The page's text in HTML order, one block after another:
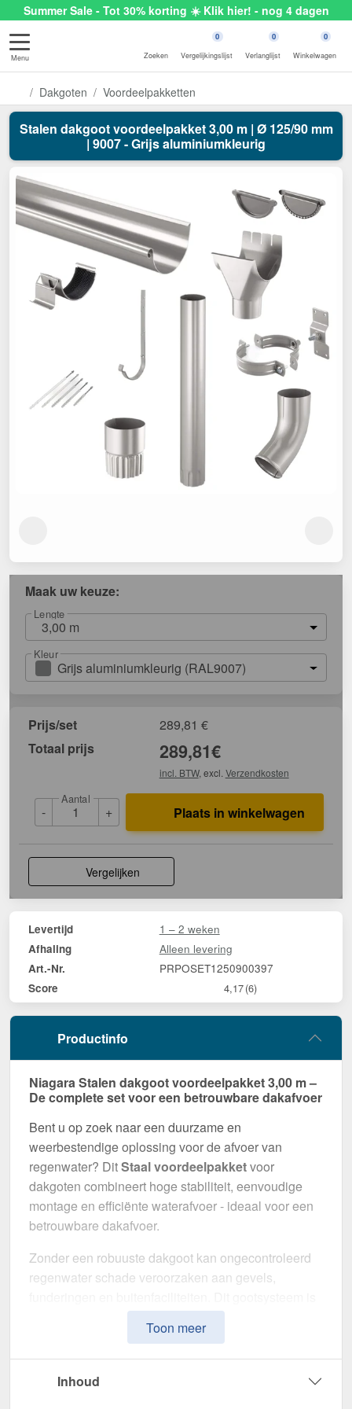
Summer Sale - Tot 30% korting ☀️ Klik hier! - nog 4 dagen
Menu Zoeken
0
Vergelijkingslijst
0
Verlanglijst
0
Winkelwagen
Dakgoten Voordeelpakketten
Stalen dakgoot voordeelpakket 3,00 m | Ø 125/90 mm
| 9007 - Grijs aluminiumkleurig
Maak uw keuze:
Lengte
3,00 m
Kleur
Grijs aluminiumkleurig (RAL9007)
Prijs/set 289,81 €
Totaal prijs
289,81€
incl. BTW, excl. Verzendkosten
-
Aantal
+ Plaats in winkelwagen
Vergelijken
Levertijd 1 – 2 weken
Afhaling Alleen levering
Art.-Nr. PRPOSET1250900397
Score 4,17(6)
Productinfo
Niagara Stalen dakgoot voordeelpakket 3,00 m –
De complete set voor een betrouwbare dakafvoer
Bent u op zoek naar een duurzame en
weerbestendige oplossing voor de afvoer van
regenwater? DitStaal voordeelpakketvoor
dakgoten combineert hoge stabiliteit, eenvoudige
montage en efficiënte waterafvoer - ideaal voor een
betrouwbare dakafvoer.
Zonder een robuuste dakgoot kan ongecontroleerd
regenwater schade veroorzaken aan gevels,
speciaal ontwikkeld om eenveilige en duurzame
afwateringsoplossingte bieden. Het maakt indruk
met zijn hoge weerstand, doordachte ontwerp en
eenvoudige installatie.
Toon meer
Inhoud